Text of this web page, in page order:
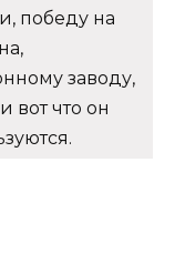
победу на
заводу,
вот что он